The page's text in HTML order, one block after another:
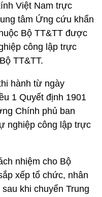
Việt Nam trực
tâm Ứng cứu khẩn
Bộ TT&TT được
công lập trực
TT&TT.
hành từ ngày
1 Quyết định 1901
Chính phủ ban
nghiệp công lập trực
nhiệm cho Bộ
xếp tổ chức, nhân
khi chuyển Trung